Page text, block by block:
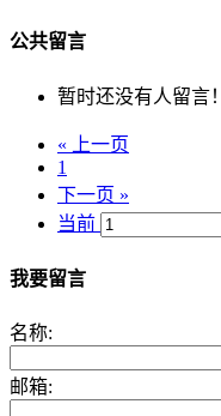
公共留言
暂时还没有人留言！
« 上一页
1
下一页 »
当前
我要留言
名称:
邮箱: